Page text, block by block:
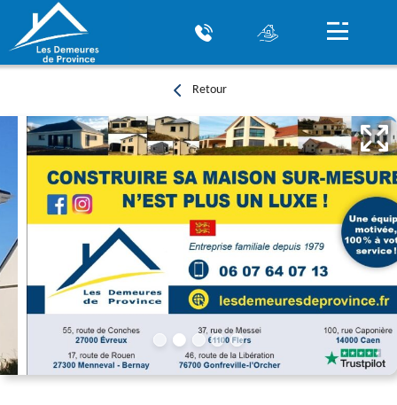
Retour